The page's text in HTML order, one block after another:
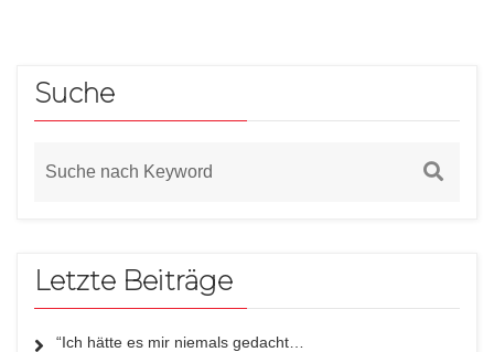
Suche
Letzte Beiträge
“Ich hätte es mir niemals gedacht…